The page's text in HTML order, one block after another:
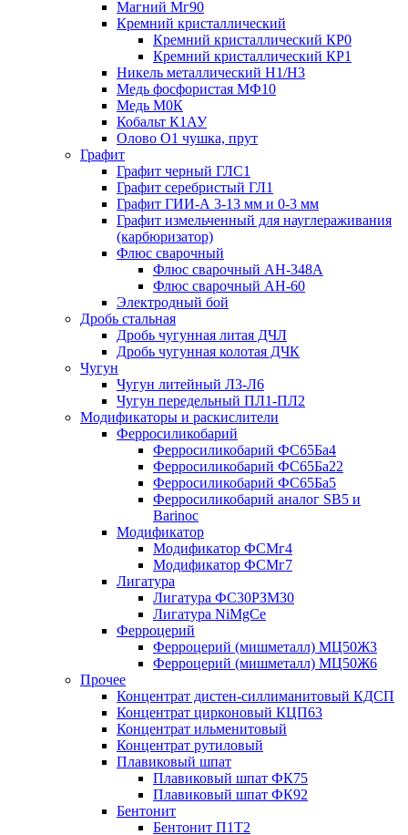
Магний Мг90
Кремний кристаллический
Кремний кристаллический КР0
Кремний кристаллический КР1
Никель металлический Н1/Н3
Медь фосфористая МФ10
Медь М0К
Кобальт К1АУ
Олово О1 чушка, прут
Графит
Графит черный ГЛС1
Графит серебристый ГЛ1
Графит ГИИ-А 3-13 мм и 0-3 мм
Графит измельченный для науглераживания
(карбюризатор)
Флюс сварочный
Флюс сварочный АН-348А
Флюс сварочный АН-60
Электродный бой
Дробь стальная
Дробь чугунная литая ДЧЛ
Дробь чугунная колотая ДЧК
Чугун
Чугун литейный Л3-Л6
Чугун передельный ПЛ1-ПЛ2
Модификаторы и раскислители
Ферросиликобарий
Ферросиликобарий ФС65Ба4
Ферросиликобарий ФС65Ба22
Ферросиликобарий ФС65Ба5
Ферросиликобарий аналог SB5 и
Barinoc
Модификатор
Модификатор ФСМг4
Модификатор ФСМг7
Лигатура
Лигатура ФС30РЗМ30
Лигатура NiMgCe
Ферроцерий
Ферроцерий (мишметалл) МЦ50Ж3
Ферроцерий (мишметалл) МЦ50Ж6
Прочее
Концентрат дистен-силлиманитовый КДСП
Концентрат цирконовый КЦП63
Концентрат ильменитовый
Концентрат рутиловый
Плавиковый шпат
Плавиковый шпат ФК75
Плавиковый шпат ФК92
Бентонит
Бентонит П1Т2